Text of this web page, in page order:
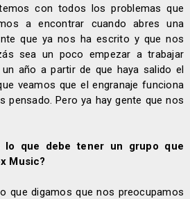
con todos los problemas que
a encontrar cuando abres una
que ya nos ha escrito y que nos
sea un poco empezar a trabajar
año a partir de que haya salido el
veamos que el engranaje funciona
pensado. Pero ya hay gente que nos
lo que debe tener un grupo que
Music?
que digamos que nos preocupamos